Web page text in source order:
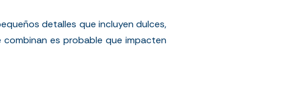
detalles que incluyen dulces,
es probable que impacten